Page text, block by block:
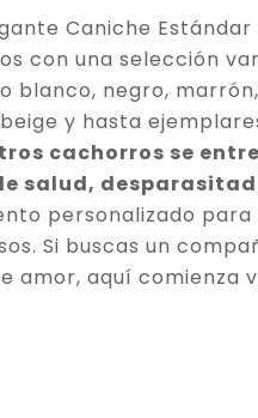
Caniche
con una selección
blanco, negro,
y hasta
cachorros se
salud,
personalizado para
Si buscas un
amor, aquí comienza